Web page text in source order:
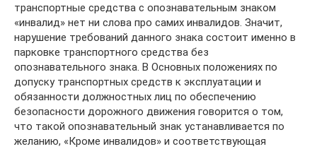
транспортные средства с опознавательным знаком
«инвалид» нет ни слова про самих инвалидов. Значит,
нарушение требований данного знака состоит именно в
парковке транспортного средства без
опознавательного знака. В Основных положениях по
допуску транспортных средств к эксплуатации и
обязанности должностных лиц по обеспечению
безопасности дорожного движения говорится о том,
что такой опознавательный знак устанавливается по
желанию, «Кроме инвалидов» и соответствующая